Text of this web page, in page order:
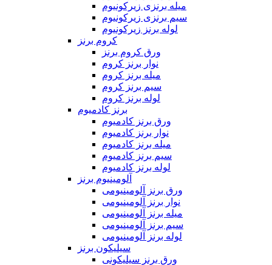
میله برنزی زیرکونیوم
سیم برنزی زیرکونیوم
لوله برنز زیرکونیوم
کروم برنز
ورق کروم برنز
نوار برنز کروم
میله برنز کروم
سیم برنز کروم
لوله برنز کروم
برنز کادمیوم
ورق برنز کادمیوم
نوار برنز کادمیوم
میله برنز کادمیوم
سیم برنز کادمیوم
لوله برنز کادمیوم
آلومینیوم برنز
ورق برنز آلومینیومی
نوار برنز آلومینیومی
میله برنز آلومینیومی
سیم برنز آلومینیومی
لوله برنز آلومینیومی
سیلیکون برنز
ورق برنز سیلیکونی